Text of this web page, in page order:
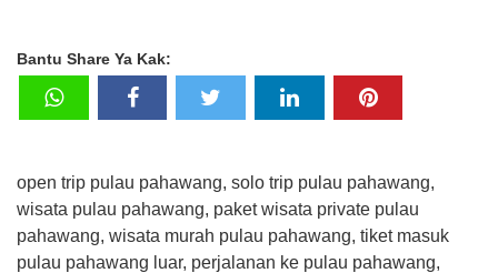
Bantu Share Ya Kak:
open trip pulau pahawang, solo trip pulau pahawang,
wisata pulau pahawang, paket wisata private pulau
pahawang, wisata murah pulau pahawang, tiket masuk
pulau pahawang luar, perjalanan ke pulau pahawang,